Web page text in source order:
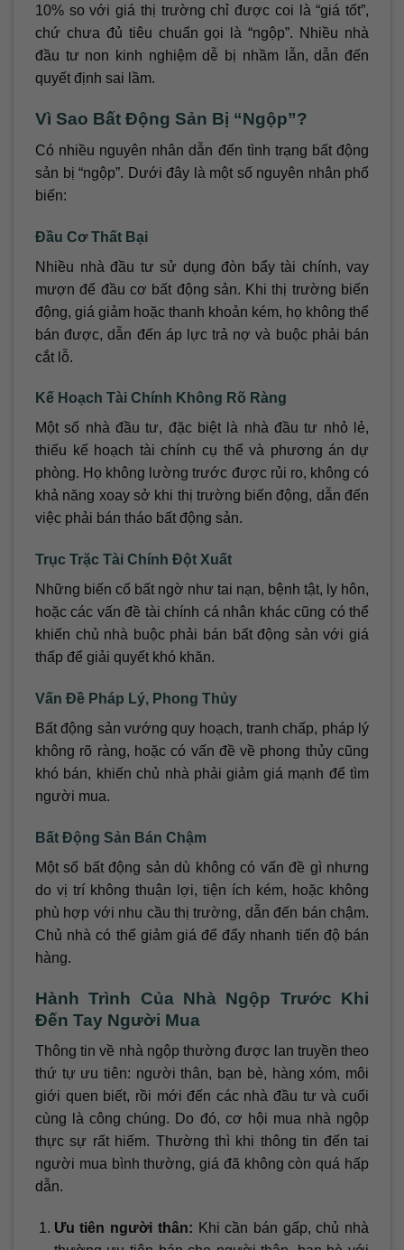
10% so với giá thị trường chỉ được coi là “giá tốt”,
chứ chưa đủ tiêu chuẩn gọi là “ngộp”. Nhiều nhà
đầu tư non kinh nghiệm dễ bị nhầm lẫn, dẫn đến
quyết định sai lầm.
Vì Sao Bất Động Sản Bị “Ngộp”?
Có nhiều nguyên nhân dẫn đến tình trạng bất động
sản bị “ngộp”. Dưới đây là một số nguyên nhân phổ
biến:
Đầu Cơ Thất Bại
Nhiều nhà đầu tư sử dụng đòn bẩy tài chính, vay
mượn để đầu cơ bất động sản. Khi thị trường biến
động, giá giảm hoặc thanh khoản kém, họ không thể
bán được, dẫn đến áp lực trả nợ và buộc phải bán
cắt lỗ.
Kế Hoạch Tài Chính Không Rõ Ràng
Một số nhà đầu tư, đặc biệt là nhà đầu tư nhỏ lẻ,
thiếu kế hoạch tài chính cụ thể và phương án dự
phòng. Họ không lường trước được rủi ro, không có
khả năng xoay sở khi thị trường biến động, dẫn đến
việc phải bán tháo bất động sản.
Trục Trặc Tài Chính Đột Xuất
Những biến cố bất ngờ như tai nạn, bệnh tật, ly hôn,
hoặc các vấn đề tài chính cá nhân khác cũng có thể
khiến chủ nhà buộc phải bán bất động sản với giá
thấp để giải quyết khó khăn.
Vấn Đề Pháp Lý, Phong Thủy
Bất động sản vướng quy hoạch, tranh chấp, pháp lý
không rõ ràng, hoặc có vấn đề về phong thủy cũng
khó bán, khiến chủ nhà phải giảm giá mạnh để tìm
người mua.
Bất Động Sản Bán Chậm
Một số bất động sản dù không có vấn đề gì nhưng
do vị trí không thuận lợi, tiện ích kém, hoặc không
phù hợp với nhu cầu thị trường, dẫn đến bán chậm.
Chủ nhà có thể giảm giá để đẩy nhanh tiến độ bán
hàng.
Hành Trình Của Nhà Ngộp Trước Khi
Đến Tay Người Mua
Thông tin về nhà ngộp thường được lan truyền theo
thứ tự ưu tiên: người thân, bạn bè, hàng xóm, môi
giới quen biết, rồi mới đến các nhà đầu tư và cuối
cùng là công chúng. Do đó, cơ hội mua nhà ngộp
thực sự rất hiếm. Thường thì khi thông tin đến tai
người mua bình thường, giá đã không còn quá hấp
dẫn.
Ưu tiên người thân: Khi cần bán gấp, chủ nhà